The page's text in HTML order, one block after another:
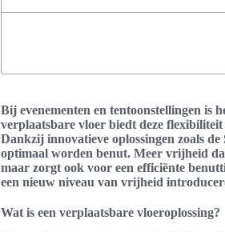
Bij evenementen en tentoonstellingen is
verplaatsbare vloer biedt deze
Dankzij innovatieve oplossingen zoals
optimaal worden benut. Meer vrijheid
maar zorgt ook voor een efficiënte
een nieuw niveau van vrijheid
Wat is een verplaatsbare vloeroplossing?